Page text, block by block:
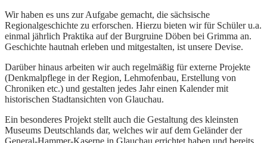
Wir haben es uns zur Aufgabe gemacht, die sächsische
Regionalgeschichte zu erforschen. Hierzu bieten wir für Schüler u.a.
einmal jährlich Praktika auf der Burgruine Döben bei Grimma an.
Geschichte hautnah erleben und mitgestalten, ist unsere Devise.
Darüber hinaus arbeiten wir auch regelmäßig für externe Projekte
(Denkmalpflege in der Region, Lehmofenbau, Erstellung von
Chroniken etc.) und gestalten jedes Jahr einen Kalender mit
historischen Stadtansichten von Glauchau.
Ein besonderes Projekt stellt auch die Gestaltung des kleinsten
Museums Deutschlands dar, welches wir auf dem Geländer der
General-Hammer-Kaserne in Glauchau errichtet haben und bereits